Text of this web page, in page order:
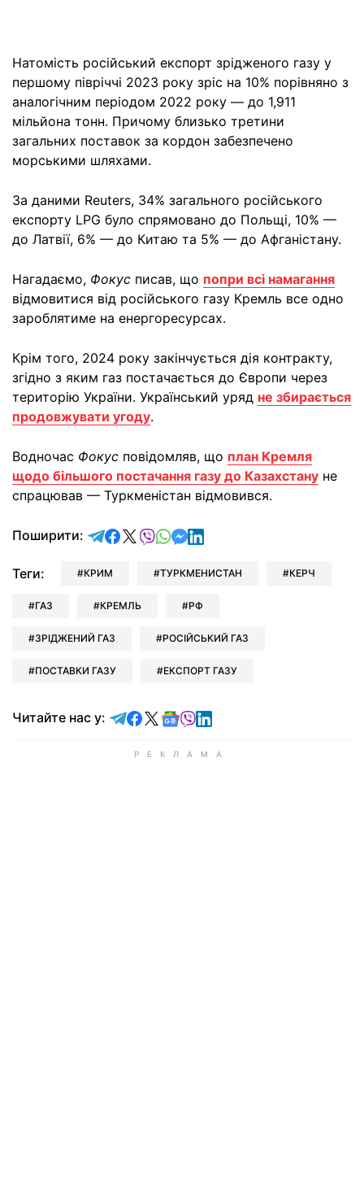
Натомість російський експорт зрідженого газу у
першому півріччі 2023 року зріс на 10% порівняно з
аналогічним періодом 2022 року — до 1,911
мільйона тонн. Причому близько третини
загальних поставок за кордон забезпечено
морськими шляхами.
За даними Reuters, 34% загального російського
експорту LPG було спрямовано до Польщі, 10% —
до Латвії, 6% — до Китаю та 5% — до Афганістану.
Нагадаємо, Фокус писав, що попри всі намагання
відмовитися від російського газу Кремль все одно
зароблятиме на енергоресурсах.
Крім того, 2024 року закінчується дія контракту,
згідно з яким газ постачається до Європи через
територію України. Український уряд не збирається
продовжувати угоду.
Водночас Фокус повідомляв, що план Кремля
щодо більшого постачання газу до Казахстану не
спрацював — Туркменістан відмовився.
Поширити: відправити у Telegram
поділитись у Facebook
поділитись у X
відправити у Viber
відправити у Whatsapp
відправити у Messenger
відправити у LinkedIn
Теги: КРИМ ТУРКМЕНИСТАН КЕРЧ
ГАЗ КРЕМЛЬ РФ
ЗРІДЖЕНИЙ ГАЗ РОСІЙСЬКИЙ ГАЗ
ПОСТАВКИ ГАЗУ ЕКСПОРТ ГАЗУ
Читайте нас у: Читайте у Telegram
Читайте у Facebook
Читайте у X
Читайте у Google news
Читайте у Viber
Читайте у LinkedIn